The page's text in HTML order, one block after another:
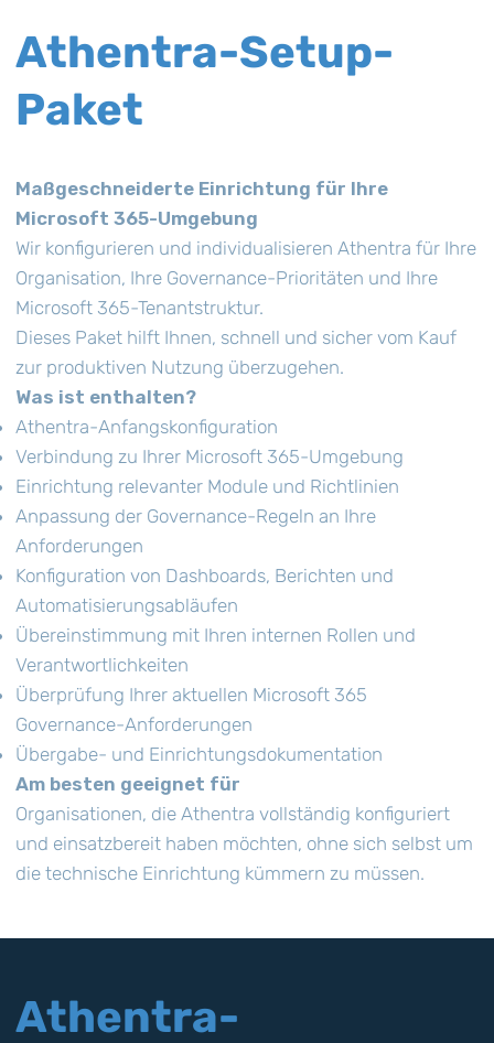
Athentra-Setup-
Paket
Maßgeschneiderte Einrichtung für Ihre
Microsoft 365-Umgebung
Wir konfigurieren und individualisieren Athentra für Ihre
Organisation, Ihre Governance-Prioritäten und Ihre
Microsoft 365-Tenantstruktur.
Dieses Paket hilft Ihnen, schnell und sicher vom Kauf
zur produktiven Nutzung überzugehen.
Was ist enthalten?
Athentra-Anfangskonfiguration
Verbindung zu Ihrer Microsoft 365-Umgebung
Einrichtung relevanter Module und Richtlinien
Anpassung der Governance-Regeln an Ihre
Anforderungen
Konfiguration von Dashboards, Berichten und
Automatisierungsabläufen
Übereinstimmung mit Ihren internen Rollen und
Verantwortlichkeiten
Überprüfung Ihrer aktuellen Microsoft 365
Governance-Anforderungen
Übergabe- und Einrichtungsdokumentation
Am besten geeignet für
Organisationen, die Athentra vollständig konfiguriert
und einsatzbereit haben möchten, ohne sich selbst um
die technische Einrichtung kümmern zu müssen.
Athentra-